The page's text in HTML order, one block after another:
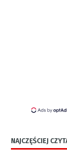
NAJCZĘŚCIEJ